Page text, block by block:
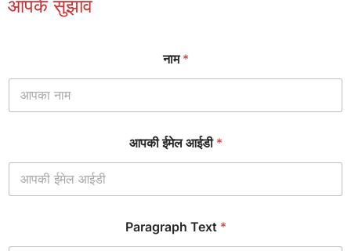
आपके सुझाव
नाम*
आ
प
की
आपकी ईमेल आईडी *
Paragraph Text *